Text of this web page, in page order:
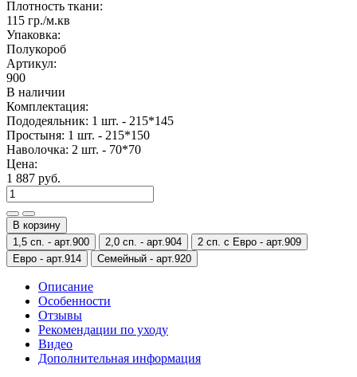
Плотность ткани:
115 гр./м.кв
Упаковка:
Полукороб
Артикул:
900
В наличии
Комплектация:
Пододеяльник: 1 шт. - 215*145
Простыня: 1 шт. - 215*150
Наволочка: 2 шт. - 70*70
Цена:
1 887 руб.
В корзину
1,5 сп. - арт.900 2,0 сп. - арт.904 2 сп. с Евро - арт.909
Евро - арт.914 Семейный - арт.920
Описание
Особенности
Отзывы
Рекомендации по уходу
Видео
Дополнительная информация